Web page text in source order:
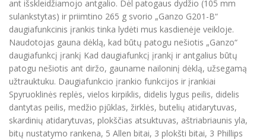
ant išskleidžiamojo antgalio. Dėl patogaus dydžio (105 mm
sulankstytas) ir priimtino 265 g svorio „Ganzo G201-B“
daugiafunkcinis įrankis tinka lydėti mus kasdienėje veikloje.
Naudotojas gauna dėklą, kad būtų patogu nešiotis „Ganzo“
daugiafunkcį įrankį Kad daugiafunkcį įrankį ir antgalius būtų
patogu nešiotis ant diržo, gauname nailoninį dėklą, užsegamą
užtrauktuku. Daugiafunkcio įrankio funkcijos ir įrankiai
Spyruoklinės replės, vielos kirpiklis, didelis lygus peilis, didelis
dantytas peilis, medžio pjūklas, žirklės, butelių atidarytuvas,
skardinių atidarytuvas, plokščias atsuktuvas, aštriabriaunis yla,
bitų nustatymo rankena, 5 Allen bitai, 3 plokšti bitai, 3 Phillips